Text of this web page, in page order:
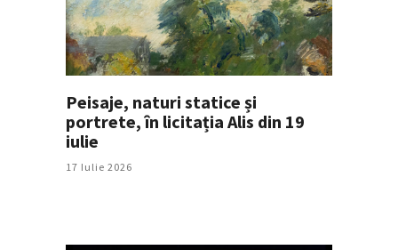
Peisaje, naturi statice și
portrete, în licitația Alis din 19
iulie
17 Iulie 2026